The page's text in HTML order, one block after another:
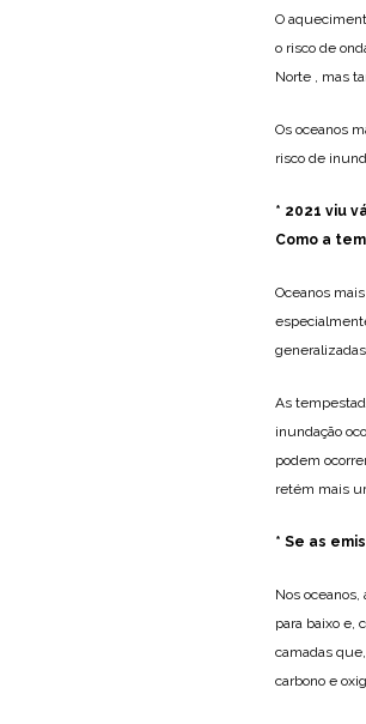
O
o risco de
Norte , mas
Os oceanos
risco de
* 2021 viu
Como a
Oceanos
As
inundação
podem
retém mais
* Se as
Nos
para baixo e,
camadas
carbono e